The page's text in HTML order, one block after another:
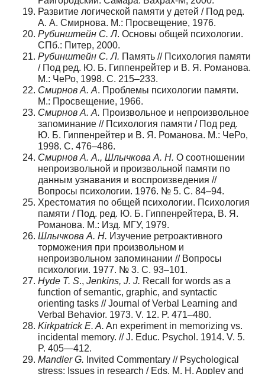
Развитие логической памяти у детей / Под ред.
А. А. Смирнова. М.: Просвещение, 1976.
Рубинштейн С. Л. Основы общей психологии.
СПб.: Питер, 2000.
Рубинштейн С. Л. Память // Психология памяти
/ Под ред. Ю. Б. Гиппенрейтер и В. Я. Романова.
М.: ЧеРо, 1998. С. 215–233.
Смирнов А. А. Проблемы психологии памяти.
М.: Просвещение, 1966.
Смирнов А. А. Произвольное и непроизвольное
запоминание // Психология памяти / Под ред.
Ю. Б. Гиппенрейтер и В. Я. Романова. М.: ЧеРо,
1998. С. 476–486.
Смирнов А. А., Шлычкова А. Н. О соотношении
непроизвольной и произвольной памяти по
данным узнавания и воспроизведения //
Вопросы психологии. 1976. № 5. С. 84–94.
Хрестоматия по общей психологии. Психология
памяти / Под. ред. Ю. Б. Гиппенрейтера, В. Я.
Романова. М.: Изд. МГУ, 1979.
Шлычкова А. Н. Изучение ретроактивного
торможения при произвольном и
непроизвольном запоминании // Вопросы
психологии. 1977. № 3. С. 93–101.
Hyde T. S., Jenkins, J. J. Recall for words as a
function of semantic, graphic, and syntactic
orienting tasks // Journal of Verbal Learning and
Verbal Behavior. 1973. V. 12. P. 471–480.
Kirkpatrick E. A. An experiment in memorizing vs.
incidental memory. // J. Educ. Psychol. 1914. V. 5.
P. 405—412.
Mandler G. Invited Commentary // Psychological
stress: Issues in research / Eds. M. H. Appley and